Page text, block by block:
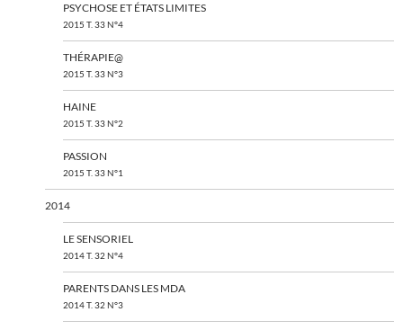
PSYCHOSE ET ÉTATS LIMITES
2015 T. 33 N°4
THÉRAPIE@
2015 T. 33 N°3
HAINE
2015 T. 33 N°2
PASSION
2015 T. 33 N°1
2014
LE SENSORIEL
2014 T. 32 N°4
PARENTS DANS LES MDA
2014 T. 32 N°3